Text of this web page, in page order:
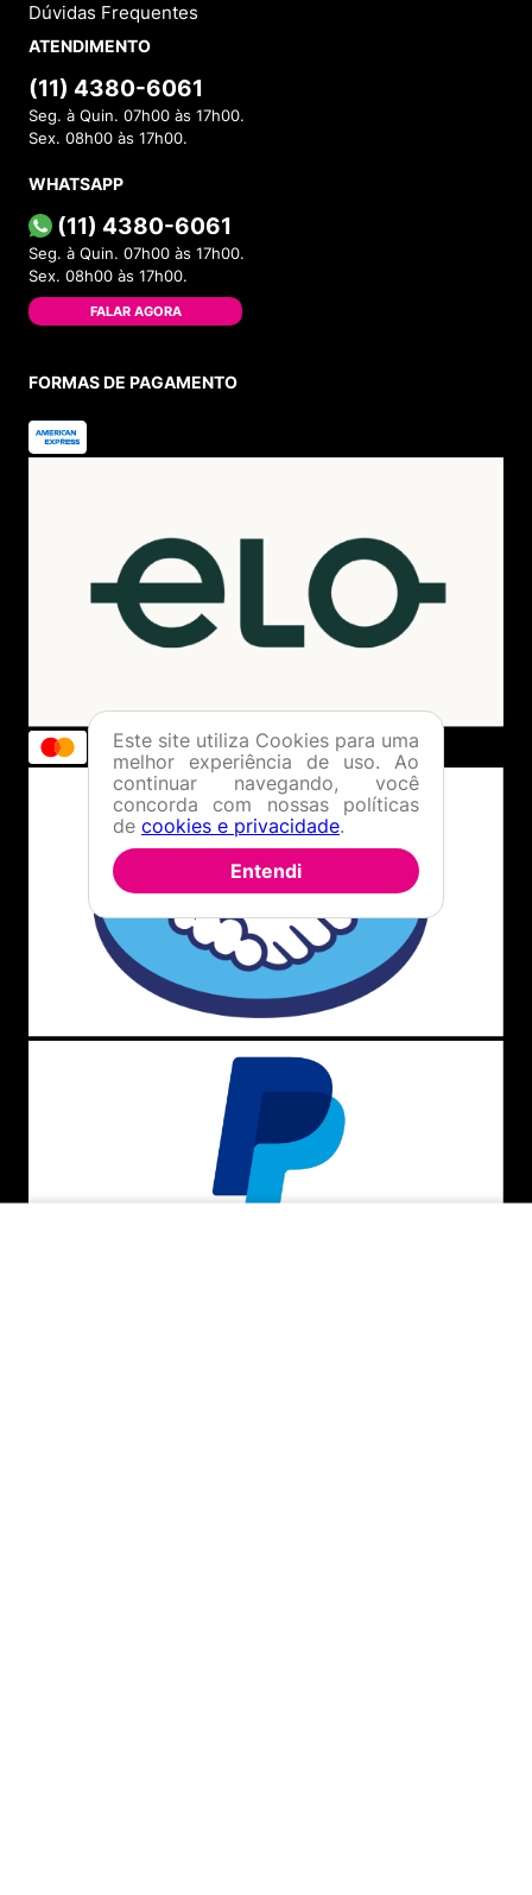
Dúvidas Frequentes
ATENDIMENTO
(11) 4380-6061
Seg. à Quin. 07h00 às 17h00.
Sex. 08h00 às 17h00.
WHATSAPP
(11) 4380-6061
Seg. à Quin. 07h00 às 17h00.
Sex. 08h00 às 17h00.
FALAR AGORA
FORMAS DE PAGAMENTO
Este site utiliza Cookies para uma
melhor experiência de uso. Ao
continuar navegando, você
concorda com nossas políticas
de cookies e privacidade.
Entendi